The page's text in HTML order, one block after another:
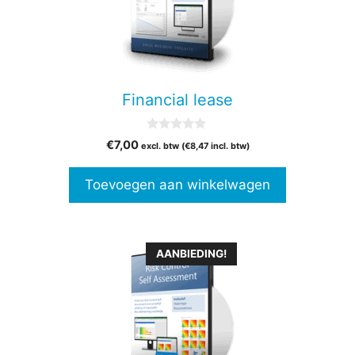
Financial lease
v
5
€7,00 excl. btw (€8,47incl. btw)
Toevoegen aan winkelwagen
AANBIEDING!